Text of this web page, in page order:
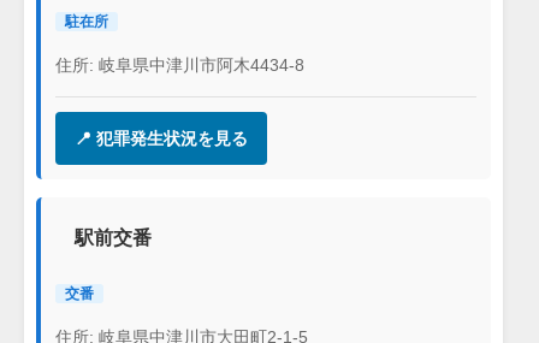
駐在所
住所: 岐阜県中津川市阿木4434-8
📍 犯罪発生状況を見る
駅前交番
交番
住所: 岐阜県中津川市大田町2-1-5